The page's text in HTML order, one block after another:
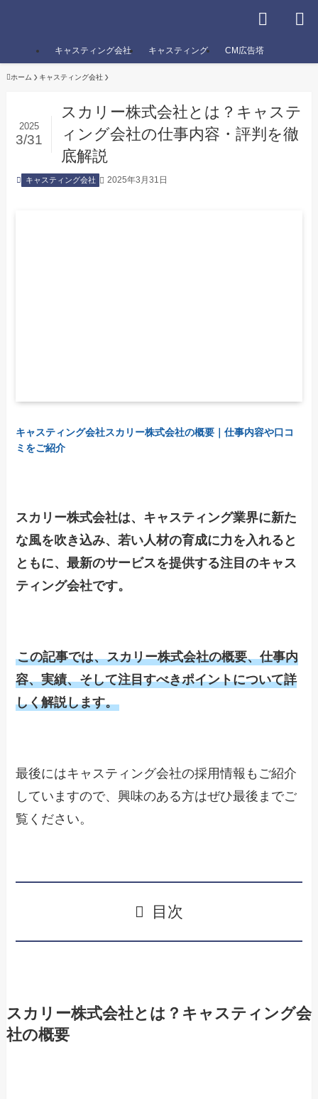
キャスティング会社 キャスティング CM広告塔
ホーム キャスティング会社
スカリー株式会社とは？キャステ
ィング会社の仕事内容・評判を徹
底解説
2025
3/31
キャスティング会社 2025年3月31日
キャスティング会社スカリー株式会社の概要｜仕事内容や口コ
ミをご紹介
スカリー株式会社は、キャスティング業界に新た
な風を吹き込み、若い人材の育成に力を入れると
ともに、最新のサービスを提供する注目のキャス
ティング会社です。
この記事では、スカリー株式会社の概要、仕事内
容、実績、そして注目すべきポイントについて詳
しく解説します。
最後にはキャスティング会社の採用情報もご紹介
していますので、興味のある方はぜひ最後までご
覧ください。
目次
スカリー株式会社とは？キャスティング会
社の概要